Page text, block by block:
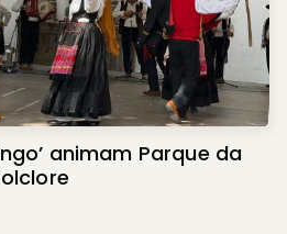
animam Parque da